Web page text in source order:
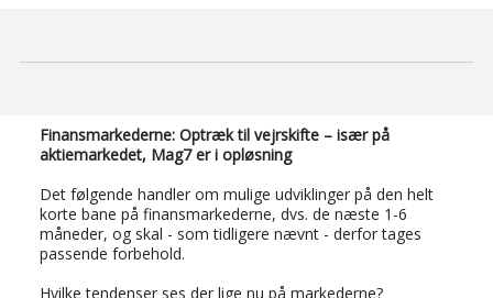
Finansmarkederne: Optræk til vejrskifte – især på
aktiemarkedet, Mag7 er i opløsning
Det følgende handler om mulige udviklinger på den helt
korte bane på finansmarkederne, dvs. de næste 1-6
måneder, og skal - som tidligere nævnt - derfor tages
passende forbehold.
Hvilke tendenser ses der lige nu på markederne?